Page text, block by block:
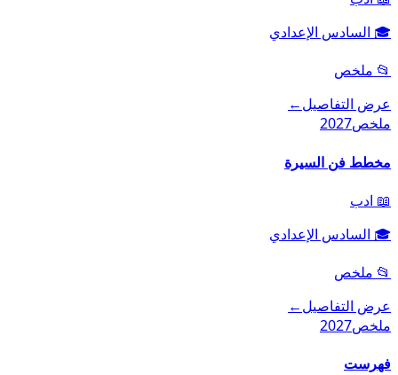
🎓 السادس الإعدادي
📂 ملخص
عرض التفاصيل←
ملخص2027
مخطط فن السيرة
📖 ادب
🎓 السادس الإعدادي
📂 ملخص
عرض التفاصيل←
ملخص2027
فهرست